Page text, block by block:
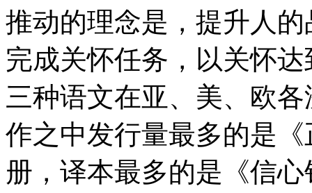
推动的理念是，提升人
完成关怀任务，以关怀
三种语文在亚、美、欧
作之中发行量最多的是
册，译本最多的是《信